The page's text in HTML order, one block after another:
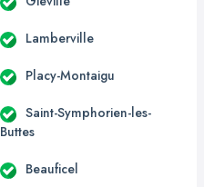
Lamberville
Placy-Montaigu
Saint-Symphorien-les-
Buttes
Beauficel